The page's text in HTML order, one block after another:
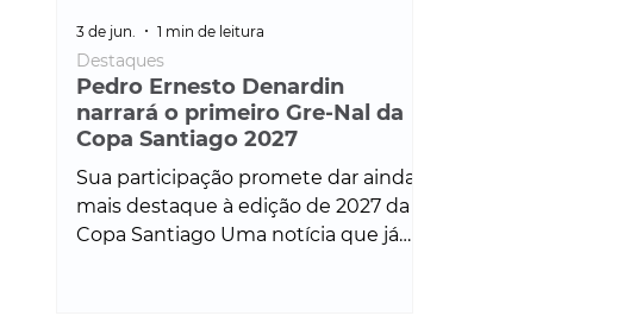
Pedro Ernesto Denardin
narrará o primeiro Gre-Nal da
Copa Santiago 2027
Sua participação promete dar ainda
mais destaque à edição de 2027 da
Copa Santiago Uma notícia que já
Destaques
3 de jun. 1 min de leitura